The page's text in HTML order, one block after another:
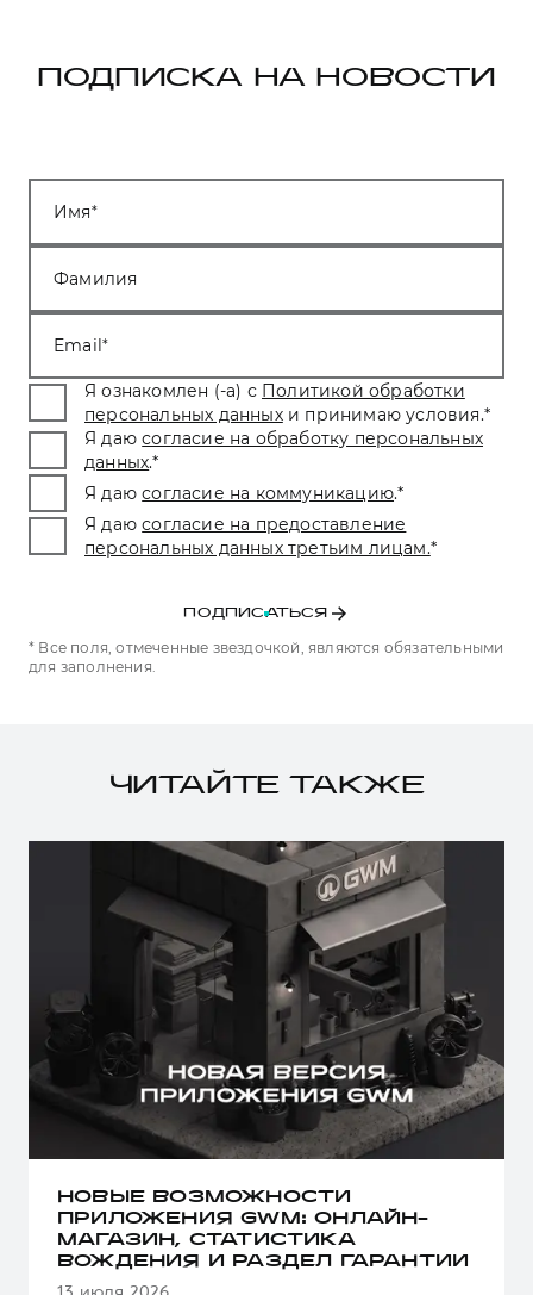
ПОДПИСКА НА НОВОСТИ
Имя
Фамилия
Email
Я ознакомлен (-а) с Политикой обработки
персональных данных и принимаю условия.*
Я даю согласие на обработку персональных
данных.*
Я даю согласие на коммуникацию.*
Я даю согласие на предоставление
персональных данных третьим лицам.*
ПОДПИСАТЬСЯ
* Все поля, отмеченные звездочкой, являются обязательными
для заполнения.
ЧИТАЙТЕ ТАКЖЕ
НОВЫЕ ВОЗМОЖНОСТИ
ПРИЛОЖЕНИЯ GWM: ОНЛАЙН-
МАГАЗИН, СТАТИСТИКА
ВОЖДЕНИЯ И РАЗДЕЛ ГАРАНТИИ